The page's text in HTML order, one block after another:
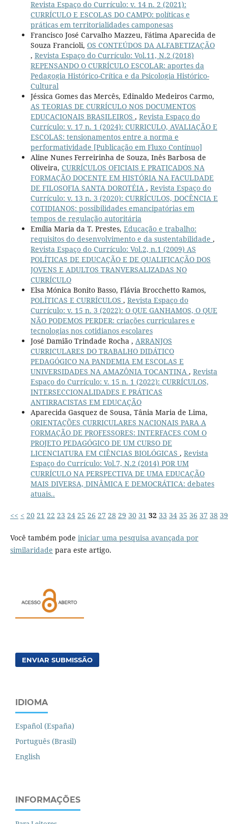
Revista Espaço do Currículo: v. 14 n. 2 (2021):
CURRÍCULO E ESCOLAS DO CAMPO: políticas e
práticas em territorialidades camponesas
Francisco José Carvalho Mazzeu, Fátima Aparecida de
Souza Francioli, OS CONTEÚDOS DA ALFABETIZAÇÃO
, Revista Espaço do Currículo: Vol.11, N.2 (2018)
REPENSANDO O CURRÍCULO ESCOLAR: aportes da
Pedagogia Histórico-Crítica e da Psicologia Histórico-
Cultural
Jéssica Gomes das Mercês, Edinaldo Medeiros Carmo,
AS TEORIAS DE CURRÍCULO NOS DOCUMENTOS
EDUCACIONAIS BRASILEIROS , Revista Espaço do
Currículo: v. 17 n. 1 (2024): CURRICULO, AVALIAÇÃO E
ESCOLAS: tensionamentos entre a norma e
performatividade [Publicação em Fluxo Contínuo]
Aline Nunes Ferreirinha de Souza, Inês Barbosa de
Oliveira, CURRÍCULOS OFICIAIS E PRATICADOS NA
FORMAÇÃO DOCENTE EM HISTÓRIA NA FACULDADE
DE FILOSOFIA SANTA DOROTÉIA , Revista Espaço do
Currículo: v. 13 n. 3 (2020): CURRÍCULOS, DOCÊNCIA E
COTIDIANOS: possibilidades emancipatórias em
tempos de regulação autoritária
Emília Maria da T. Prestes, Educação e trabalho:
requisitos do desenvolvimento e da sustentabilidade ,
Revista Espaço do Currículo: Vol.2, n.1 (2009) AS
POLÍTICAS DE EDUCAÇÃO E DE QUALIFICAÇÃO DOS
JOVENS E ADULTOS TRANVERSALIZADAS NO
CURRÍCULO
Elsa Mónica Bonito Basso, Flávia Brocchetto Ramos,
POLÍTICAS E CURRÍCULOS , Revista Espaço do
Currículo: v. 15 n. 3 (2022): O QUE GANHAMOS, O QUE
NÃO PODEMOS PERDER: criações curriculares e
tecnologias nos cotidianos escolares
José Damião Trindade Rocha , ARRANJOS
CURRICULARES DO TRABALHO DIDÁTICO
PEDAGÓGICO NA PANDEMIA EM ESCOLAS E
UNIVERSIDADES NA AMAZÔNIA TOCANTINA , Revista
Espaço do Currículo: v. 15 n. 1 (2022): CURRÍCULOS,
INTERSECCIONALIDADES E PRÁTICAS
ANTIRRACISTAS EM EDUCAÇÃO
Aparecida Gasquez de Sousa, Tânia Maria de Lima,
ORIENTAÇÕES CURRICULARES NACIONAIS PARA A
FORMAÇÃO DE PROFESSORES: INTERFACES COM O
PROJETO PEDAGÓGICO DE UM CURSO DE
LICENCIATURA EM CIÊNCIAS BIOLÓGICAS , Revista
Espaço do Currículo: Vol.7, N.2 (2014) POR UM
CURRÍCULO NA PERSPECTIVA DE UMA EDUCAÇÃO
MAIS DIVERSA, DINÂMICA E DEMOCRÁTICA: debates
atuais..
<< < 20 21 22 23 24 25 26 27 28 29 30 31 32 33 34 35 36 37 38 39
Você também pode iniciar uma pesquisa avançada por
similaridade para este artigo.
ENVIAR SUBMISSÃO
IDIOMA
Español (España)
Português (Brasil)
English
INFORMAÇÕES